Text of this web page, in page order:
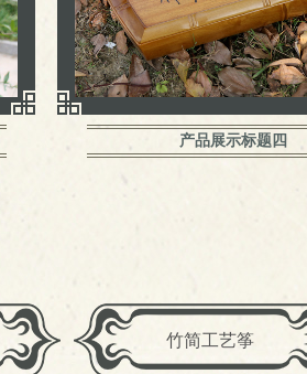
产品展示标题四
竹简工艺筝